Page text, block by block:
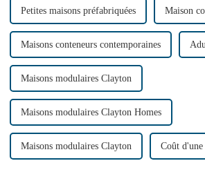
Petites maisons préfabriquées Maison
Maisons conteneurs contemporaines
Maisons modulaires Clayton
Maisons modulaires Clayton Homes
Maisons modulaires Clayton Coût d'une